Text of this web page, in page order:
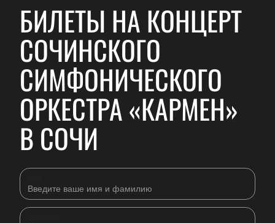
БИЛЕТЫ НА КОНЦЕРТ
СОЧИНСКОГО
СИМФОНИЧЕСКОГО
ОРКЕСТРА «КАРМЕН»
В СОЧИ